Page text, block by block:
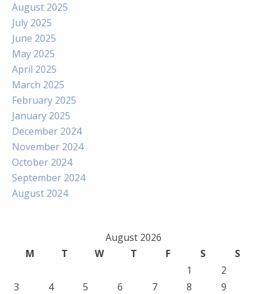
August 2025
July 2025
June 2025
May 2025
April 2025
March 2025
February 2025
January 2025
December 2024
November 2024
October 2024
September 2024
August 2024
August 2026
M
T W T F S
S
1
2
3
4 5 6 7 8
9